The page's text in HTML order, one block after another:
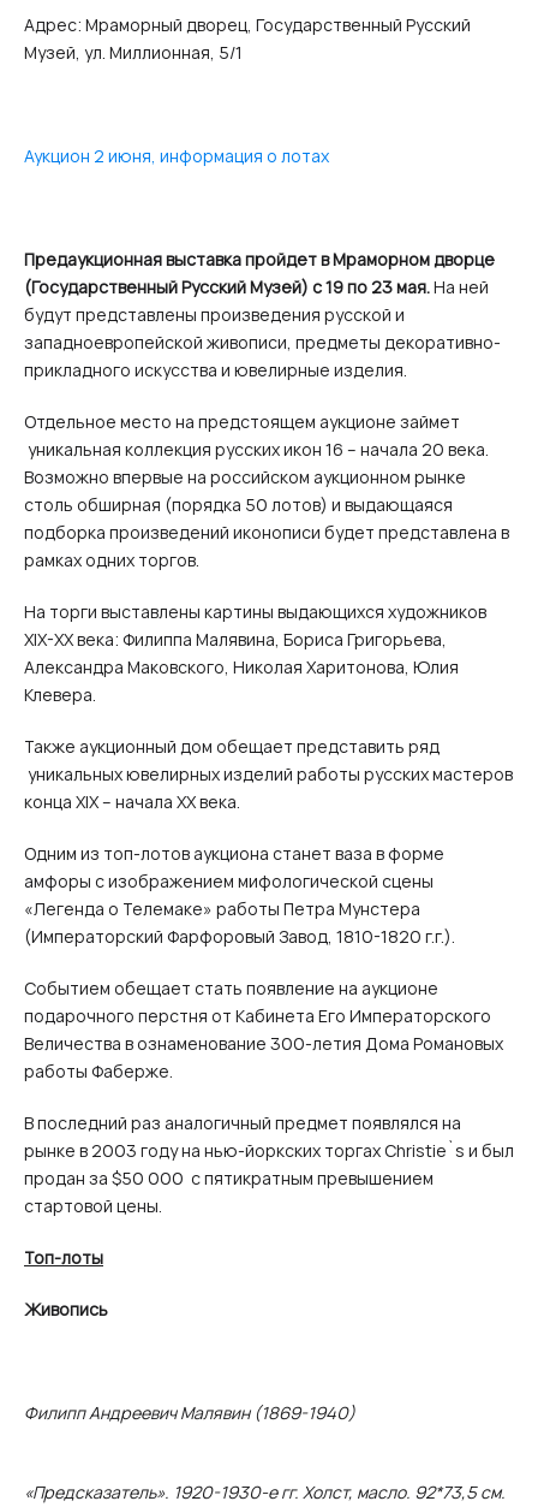
Адрес: Мраморный дворец, Государственный Русский
Музей, ул. Миллионная, 5/1
Аукцион 2 июня, информация о лотах
Предаукционная выставка пройдет в Мраморном дворце
(Государственный Русский Музей) с 19 по 23 мая.На ней
будут представлены произведения русской и
западноевропейской живописи, предметы декоративно-
прикладного искусства и ювелирные изделия.
Отдельное место на предстоящем аукционе займет
уникальная коллекция русских икон 16 – начала 20 века.
Возможно впервые на российском аукционном рынке
столь обширная (порядка 50 лотов) и выдающаяся
подборка произведений иконописи будет представлена в
рамках одних торгов.
На торги выставлены картины выдающихся художников
XIX-XX века: Филиппа Малявина, Бориса Григорьева,
Александра Маковского, Николая Харитонова, Юлия
Клевера.
Также аукционный дом обещает представить ряд
уникальных ювелирных изделий работы русских мастеров
конца XIX – начала XX века.
Одним из топ-лотов аукциона станет ваза в форме
амфоры с изображением мифологической сцены
«Легенда о Телемаке» работы Петра Мунстера
(Императорский Фарфоровый Завод, 1810-1820 г.г.).
Событием обещает стать появление на аукционе
подарочного перстня от Кабинета Его Императорского
Величества в ознаменование 300-летия Дома Романовых
работы Фаберже.
В последний раз аналогичный предмет появлялся на
рынке в 2003 году на нью-йоркских торгах Christie`s и был
продан за $50 000 с пятикратным превышением
стартовой цены.
Топ-лоты
Живопись
Филипп Андреевич Малявин (1869-1940)
«Предсказатель». 1920-1930-е гг. Холст, масло. 92*73,5 см.